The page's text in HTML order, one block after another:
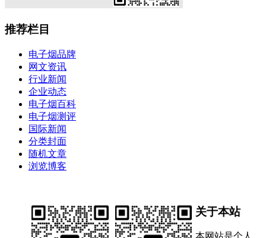
推荐栏目
电子烟品牌
网文资讯
行业新闻
企业动态
电子烟百科
电子烟测评
国际新闻
分类封面
随机文章
浏览博客
关于本站